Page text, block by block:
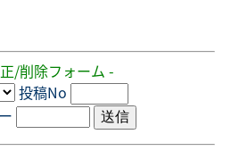
/削除フォーム -
投稿No